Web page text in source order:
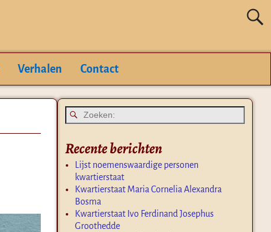
Verhalen Contact
Recente berichten
Lijst noemenswaardige personen
kwartierstaat
Kwartierstaat Maria Cornelia Alexandra
Bosma
Kwartierstaat Ivo Ferdinand Josephus
Groothedde